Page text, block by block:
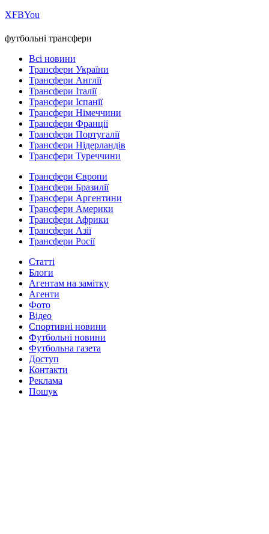
ХFBYou
футбольні трансфери
Всі новини
Трансфери України
Трансфери Англії
Трансфери Італії
Трансфери Іспанії
Трансфери Німеччини
Трансфери Франції
Трансфери Португалії
Трансфери Нідерландів
Трансфери Туреччини
Трансфери Європи
Трансфери Бразилії
Трансфери Аргентини
Трансфери Америки
Трансфери Африки
Трансфери Азії
Трансфери Росії
Статті
Блоги
Агентам на замітку
Агенти
Фото
Відео
Спортивні новини
Футбольні новини
Футбольна газета
Доступ
Контакти
Реклама
Пошук